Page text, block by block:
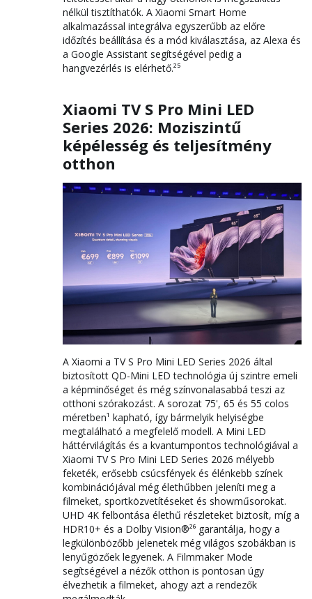
nélkül tisztíthatók. A Xiaomi Smart Home
alkalmazással integrálva egyszerűbb az előre
időzítés beállítása és a mód kiválasztása, az Alexa és
a Google Assistant segítségével pedig a
hangvezérlés is elérhető.²⁵
Xiaomi TV S Pro Mini LED
Series 2026: Moziszintű
képélesség és teljesítmény
otthon
A Xiaomi a TV S Pro Mini LED Series 2026 által
biztosított QD-Mini LED technológia új szintre emeli
a képminőséget és még színvonalasabbá teszi az
otthoni szórakozást. A sorozat 75', 65 és 55 colos
méretben¹ kapható, így bármelyik helyiségbe
megtalálható a megfelelő modell. A Mini LED
háttérvilágítás és a kvantumpontos technológiával a
Xiaomi TV S Pro Mini LED Series 2026 mélyebb
feketék, erősebb csúcsfények és élénkebb színek
kombinációjával még élethűbben jeleníti meg a
filmeket, sportközvetítéseket és showműsorokat.
UHD 4K felbontása élethű részleteket biztosít, míg a
HDR10+ és a Dolby Vision®²⁶ garantálja, hogy a
legkülönbözőbb jelenetek még világos szobákban is
lenyűgözőek legyenek. A Filmmaker Mode
segítségével a nézők otthon is pontosan úgy
élvezhetik a filmeket, ahogy azt a rendezők